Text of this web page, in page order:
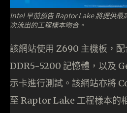
Intel 早前預告 Raptor Lake 將提供最
次流出的工程樣本吻合。
該網站使用 Z690 主機板，
DDR5-5200 記憶體，以及
示卡進行測試。該網站亦將
至 Raptor Lake 工程樣本的